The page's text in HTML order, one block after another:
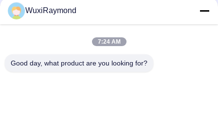
Социальные сети
WuxiRaymond
7:24 AM
Good day, what product are you looking for?